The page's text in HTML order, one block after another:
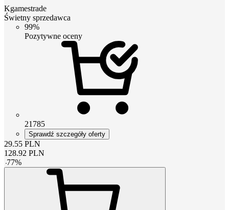
Kgamestrade
Świetny sprzedawca
99%
Pozytywne oceny
21785
Sprawdź szczegóły oferty
29.55 PLN
128.92 PLN
-77%